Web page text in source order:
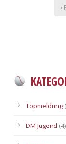
‹
Topmeldung
DM Jugend (4)